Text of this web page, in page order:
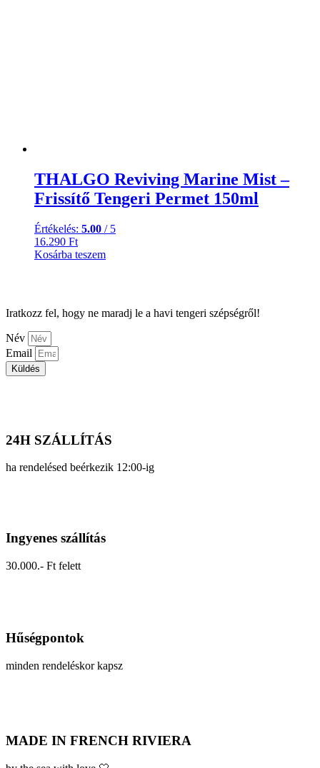
THALGO Reviving Marine Mist –
Frissítő Tengeri Permet 150ml
Értékelés: 5.00 / 5
16.290 Ft
Kosárba teszem
Iratkozz fel, hogy ne maradj le a havi tengeri szépségről!
Név
Email
Küldés
24H SZÁLLÍTÁS
ha rendelésed beérkezik 12:00-ig
Ingyenes szállítás
30.000.- Ft felett
Hűségpontok
minden rendeléskor kapsz
MADE IN FRENCH RIVIERA